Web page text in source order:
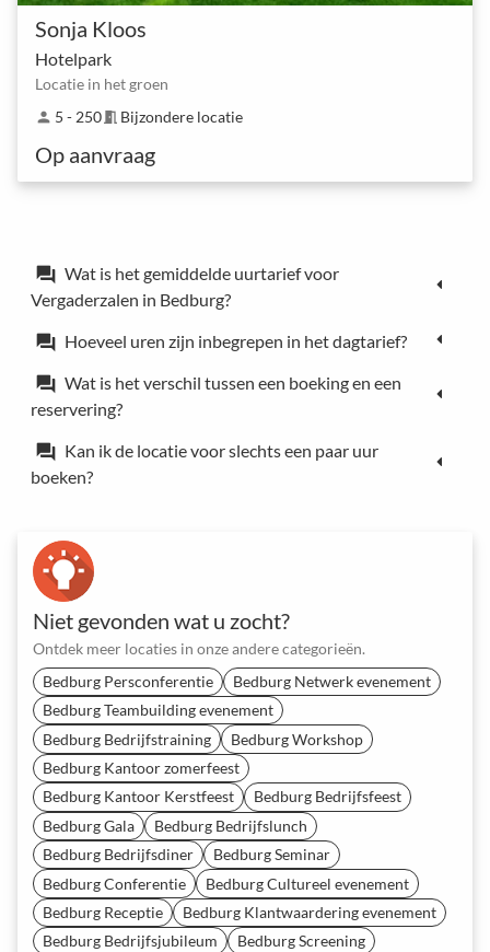
Sonja Kloos
Hotelpark
Locatie in het groen
person 5 - 250meeting_room Bijzondere locatie
Op aanvraag
forum Wat is het gemiddelde uurtarief voor
Vergaderzalen in Bedburg?
forum Hoeveel uren zijn inbegrepen in het dagtarief?
forum Wat is het verschil tussen een boeking en een
reservering?
forum Kan ik de locatie voor slechts een paar uur
boeken?
Niet gevonden wat u zocht?
Ontdek meer locaties in onze andere categorieën.
Bedburg Persconferentie
Bedburg Netwerk evenement
Bedburg Teambuilding evenement
Bedburg Bedrijfstraining
Bedburg Workshop
Bedburg Kantoor zomerfeest
Bedburg Kantoor Kerstfeest
Bedburg Bedrijfsfeest
Bedburg Gala
Bedburg Bedrijfslunch
Bedburg Bedrijfsdiner
Bedburg Seminar
Bedburg Conferentie
Bedburg Cultureel evenement
Bedburg Receptie
Bedburg Klantwaardering evenement
Bedburg Bedrijfsjubileum
Bedburg Screening